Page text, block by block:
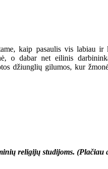
kaip pasaulis vis labiau ir
o dabar net eilinis
džiunglių gilumos, kur
religijų studijoms.